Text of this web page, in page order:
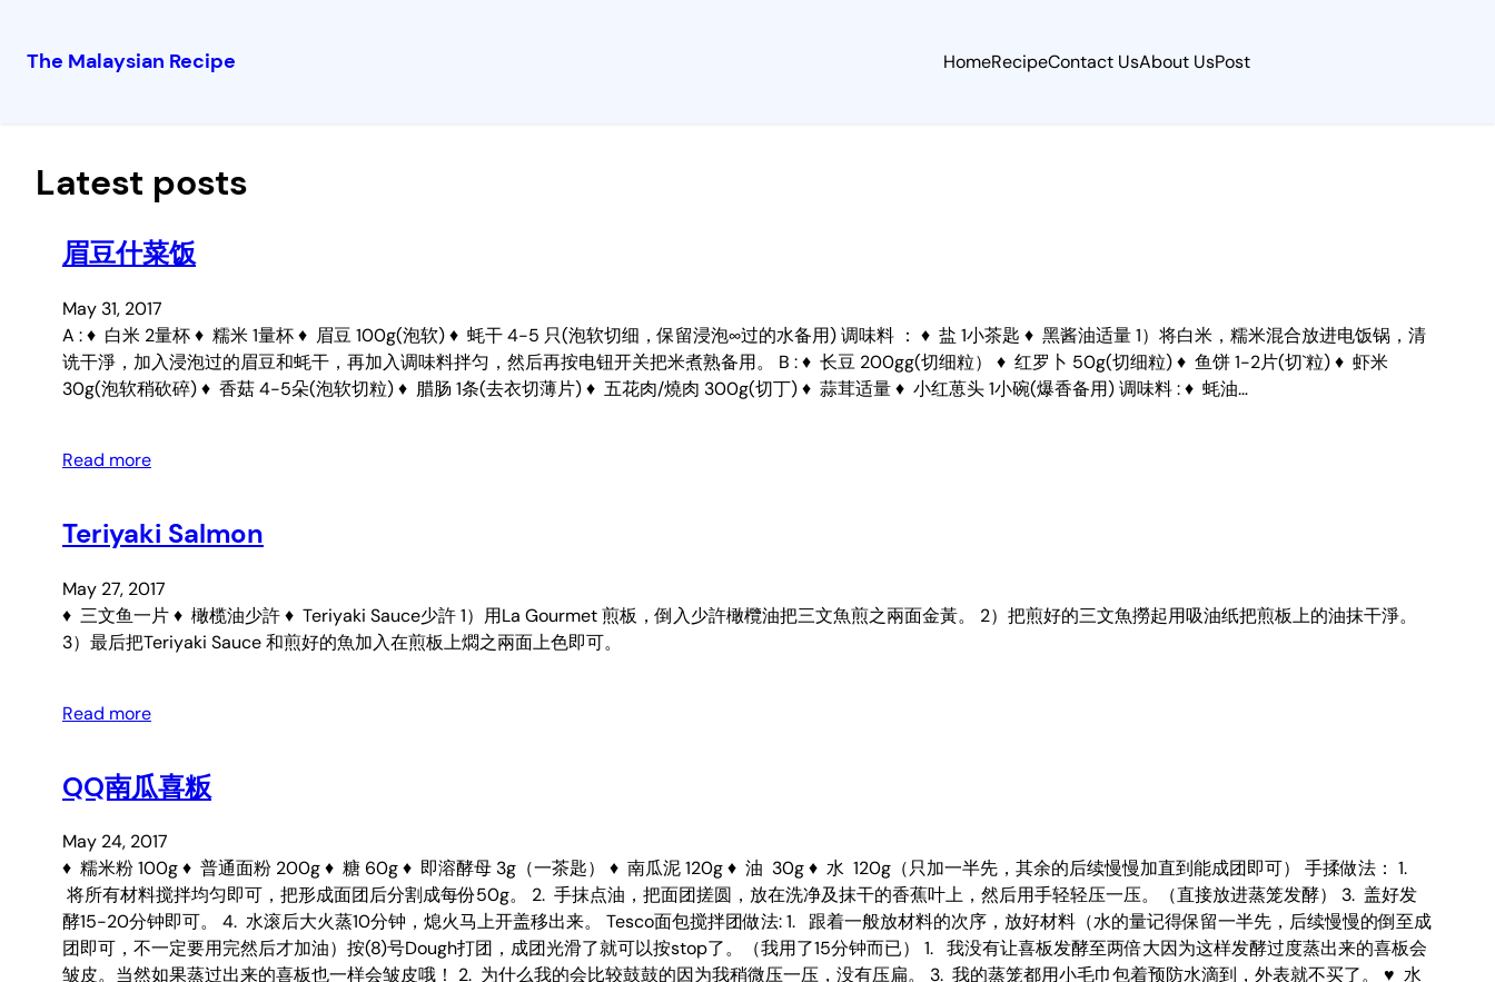
The Malaysian Recipe HomeRecipeContact UsAbout UsPost
Latest posts
眉豆什菜饭
May 31, 2017
A : ♦ 白米 2量杯 ♦ 糯米 1量杯 ♦ 眉豆 100g(泡软) ♦ 蚝干 4-5 只(泡软切细，保留浸泡∞过的水备用) 调味料 ： ♦ 盐 1小茶匙 ♦ 黑酱油适量 1）将白米，糯米混合放进电饭锅，清
诜干淨，加入浸泡过的眉豆和蚝干，再加入调味料拌匀，然后再按电钮开关把米煮熟备用。 B : ♦ 长豆 200gg(切细粒） ♦ 红罗卜 50g(切细粒) ♦ 鱼饼 1-2片(切`粒) ♦ 虾米
30g(泡软稍砍碎) ♦ 香菇 4-5朵(泡软切粒) ♦ 腊肠 1条(去衣切薄片) ♦ 五花肉/燒肉 300g(切丁) ♦ 蒜茸适量 ♦ 小红葸头 1小碗(爆香备用) 调味料 : ♦ 蚝油…
Read more
Teriyaki Salmon
May 27, 2017
♦ 三文鱼一片 ♦ 橄榄油少許 ♦ Teriyaki Sauce少許 1）用La Gourmet 煎板，倒入少許橄欖油把三文魚煎之兩面金黃。 2）把煎好的三文魚撈起用吸油纸把煎板上的油抹干淨。
3）最后把Teriyaki Sauce 和煎好的魚加入在煎板上燜之兩面上色即可。
Read more
QQ南瓜喜粄
May 24, 2017
♦ 糯米粉 100g ♦ 普通面粉 200g ♦ 糖 60g ♦ 即溶酵母 3g（一茶匙） ♦ 南瓜泥 120g ♦ 油 30g ♦ 水 120g（只加一半先，其余的后续慢慢加直到能成团即可） 手揉做法： 1.
将所有材料搅拌均匀即可，把形成面团后分割成每份50g。 2. 手抹点油，把面团搓圆，放在洗净及抹干的香蕉叶上，然后用手轻轻压一压。（直接放进蒸笼发酵） 3. 盖好发
酵15-20分钟即可。 4. 水滚后大火蒸10分钟，熄火马上开盖移出来。 Tesco面包搅拌团做法: 1. 跟着一般放材料的次序，放好材料（水的量记得保留一半先，后续慢慢的倒至成
团即可，不一定要用完然后才加油）按(8)号Dough打团，成团光滑了就可以按stop了。（我用了15分钟而已） 1. 我没有让喜板发酵至两倍大因为这样发酵过度蒸出来的喜板会
皱皮。当然如果蒸过出来的喜板也一样会皱皮哦！ 2. 为什么我的会比较鼓鼓的因为我稍微压一压，没有压扁。 3. 我的蒸笼都用小毛巾包着预防水滴到，外表就不买了。 ♥ 水